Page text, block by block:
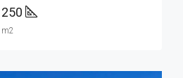
250
m2